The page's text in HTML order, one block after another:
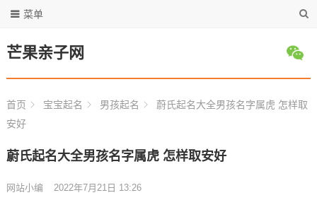
芒果亲子网
菜单
首页 宝宝起名 男孩起名
蔚氏起名大全男孩名字属虎 怎样取
安好
蔚氏起名大全男孩名字属虎 怎样取安好
网站小编 2022年7月21日 13:26